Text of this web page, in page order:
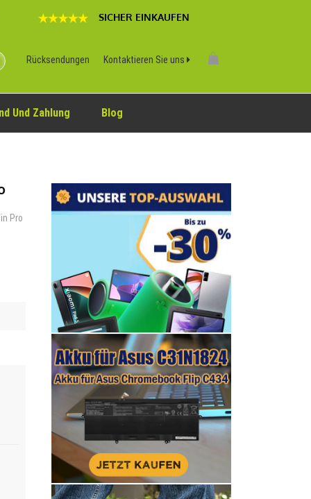
SICHER EINKAUFEN
Rücksendungen Kontaktieren Sie uns
Und Zahlung Blog
Pro